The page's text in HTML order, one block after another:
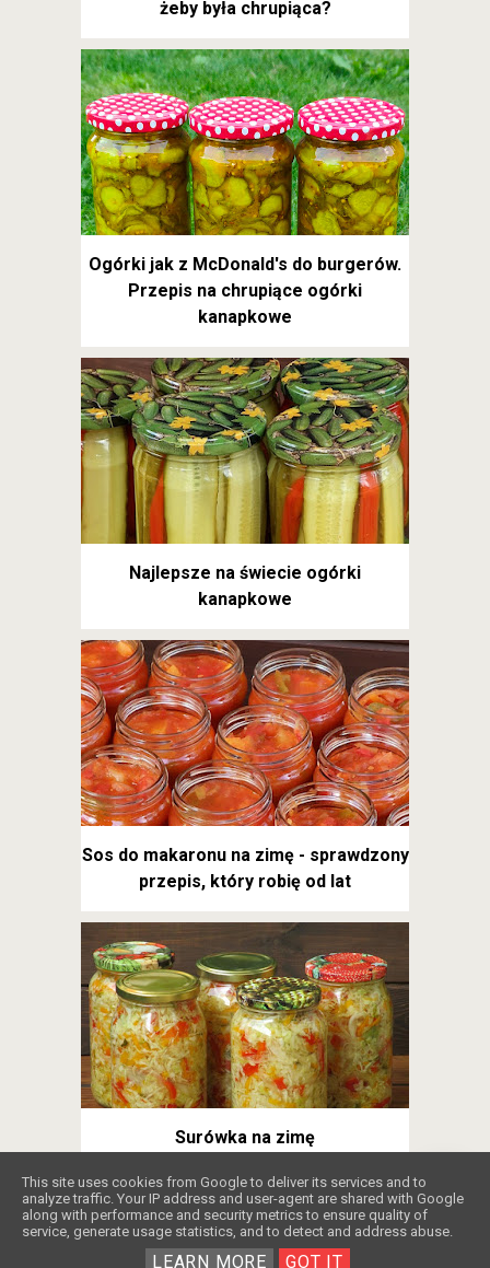
żeby była chrupiąca?
Ogórki jak z McDonald's do burgerów.
Przepis na chrupiące ogórki
kanapkowe
Najlepsze na świecie ogórki
kanapkowe
Sos do makaronu na zimę - sprawdzony
przepis, który robię od lat
Surówka na zimę
2026 Obżarciuch.Blogger.Wspierają Nas
This site uses cookies from Google to deliver its services and to
analyze traffic. Your IP address and user-agent are shared with Google
along with performance and security metrics to ensure quality of
service, generate usage statistics, and to detect and address abuse.
LEARN MORE GOT IT